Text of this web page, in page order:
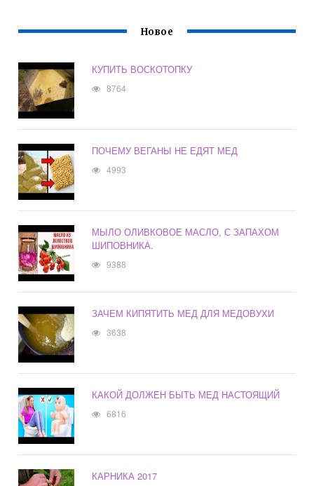
Новое
КУПИТЬ ВОСКОТОПКУ
8764
ПОЧЕМУ ВЕГАНЫ НЕ ЕДЯТ МЕД
4993
МЫЛО ОЛИВКОВОЕ МАСЛО, С ЗАПАХОМ
ШИПОВНИКА.
9388
ЗАЧЕМ КИПЯТИТЬ МЕД ДЛЯ МЕДОВУХИ
3638
КАКОЙ ДОЛЖЕН БЫТЬ МЕД НАСТОЯЩИЙ
6816
КАРНИКА 2017